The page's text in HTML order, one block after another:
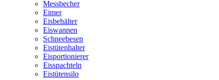
Messbecher
Eimer
Eisbehälter
Eiswannen
Schneebesen
Eistütenhalter
Eisportionierer
Eisspachteln
Eistütensilo